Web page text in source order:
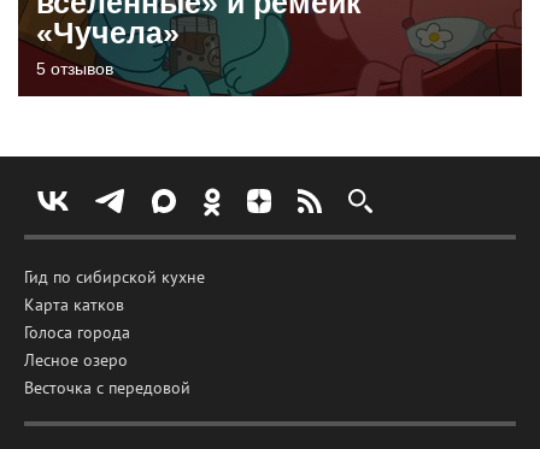
«Чучела»
5 отзывов
Гид по сибирской кухне
Карта катков
Голоса города
Лесное озеро
Весточка с передовой